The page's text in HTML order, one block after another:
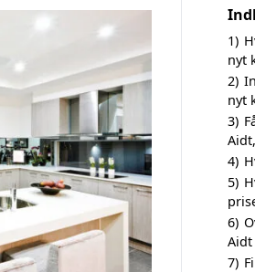
1)
nyt
2)
nyt
3)
4)
5)
6)
Aidt
7)